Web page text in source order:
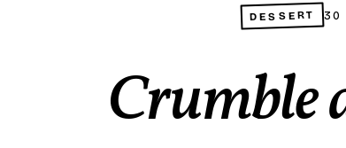
DESSERT 30
Crumble